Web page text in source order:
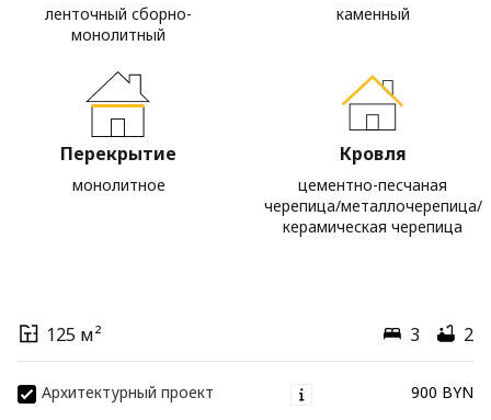
ленточный сборно-
монолитный
каменный
Перекрытие
монолитное
Кровля
цементно-песчаная
черепица/металлочерепица/
керамическая черепица
125 м² 3 2
Архитектурный проект
900 BYN